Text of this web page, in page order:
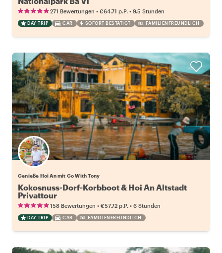
271 Bewertungen • €64.71 p.P. • 9.5 Stunden
DAY TRIP CAR SOFORT BESTÄTIGT FAMILIENFREUNDLICH
Genieße Hoi An mit Go With Tony
Kokosnuss-Dorf-Korbboot & Hoi An Altstadt
Privattour
158 Bewertungen • €57.72 p.P. • 6 Stunden
DAY TRIP CAR FAMILIENFREUNDLICH